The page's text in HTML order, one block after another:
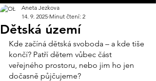
Dětská území
Aneta Jezkova
14. 9. 2025 Minut čtení: 2
Kde začíná dětská svoboda – a kde tiše
končí? Patří dětem vůbec část
veřejného prostoru, nebo jim ho jen
dočasně půjčujeme?